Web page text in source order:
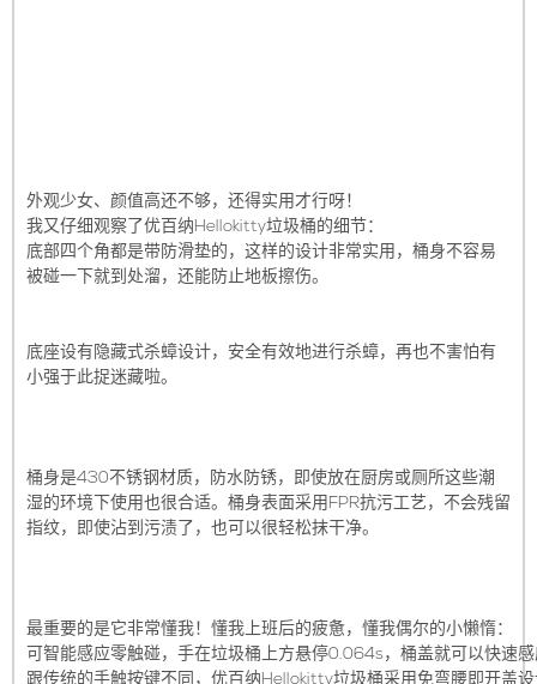
外观少女、颜值高还不够，还得实用才行呀！
我又仔细观察了优百纳Hellokitty垃圾桶的细节：
底座设有隐藏式杀蟑设计，安全有效地进行杀蟑，再也不害怕有
小强于此捉迷藏啦。